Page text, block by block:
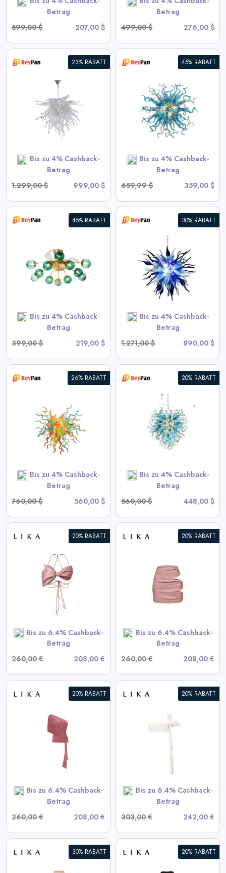
Betrag
599,00 $
207,00 $
Betrag
499,00 $
276,00 $
SHOP NOW
23% RABATT
Bis zu 4% Cashback-
Betrag
1.299,00 $
999,00 $
45% RABATT
Bis zu 4% Cashback-
Betrag
659,99 $
359,00 $
Moderne Blown Glass
Chandelier Sputnik Form
View All BeyPan Deals
SHOP NOW
45% RABATT
Bis zu 4% Cashback-
Betrag
399,00 $
219,00 $
30% RABATT
Bis zu 4% Cashback-
Betrag
1.271,00 $
890,00 $
Kronleuchter Gradient Blau
und Frosted Weiß
View All BeyPan Deals
SHOP NOW
26% RABATT
Bis zu 4% Cashback-
Betrag
760,00 $
560,00 $
20% RABATT
Bis zu 4% Cashback-
Betrag
560,00 $
448,00 $
Blown Glass Chandeliers
Chihuly Style Blau
View All BeyPan Deals
SHOP NOW
20% RABATT
Bis zu 6.4% Cashback-
Betrag
260,00 €
208,00 €
20% RABATT
Bis zu 6.4% Cashback-
Betrag
260,00 €
208,00 €
Drapierte Pink-Minirock
View All LIKA Deals
20% RABATT
Bis zu 6.4% Cashback-
Betrag
260,00 €
208,00 €
20% RABATT
Bis zu 6.4% Cashback-
Betrag
303,00 €
242,00 €
Weißes Lederoberteil
View All LIKA Deals
30% RABATT 20% RABATT